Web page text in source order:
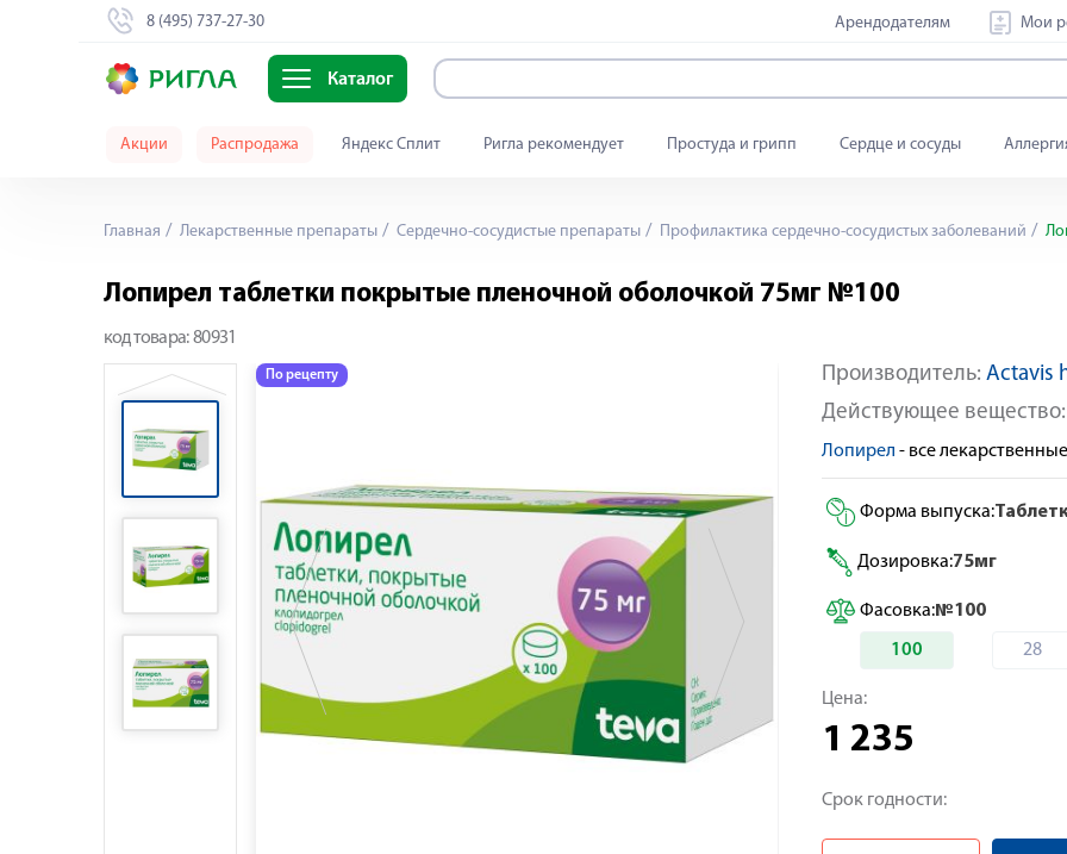
8 (495) 737-27-30 Арендодателям Мои
Каталог
Акции Распродажа Яндекс Сплит Ригла рекомендует Простуда и грипп Сердце и сосуды
Главная Лекарственные препараты Сердечно-сосудистые препараты Профилактика сердечно-сосудистых заболеваний
Лопирел таблетки покрытые пленочной оболочкой 75мг №100
код товара: 80931
По рецепту По рецепту
Производитель: Actavis
Действующее вещество:
Лопирел - все
Форма выпуска:
Дозировка:75мг
Фасовка:№100
100 28
Цена:
1 235
Срок годности: